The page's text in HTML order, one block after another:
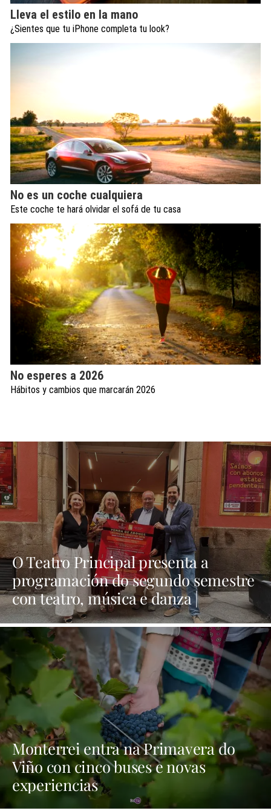
Lleva el estilo en la mano
¿Sientes que tu iPhone completa tu look?
No es un coche cualquiera
Este coche te hará olvidar el sofá de tu casa
No esperes a 2026
Hábitos y cambios que marcarán 2026
O Teatro Principal presenta a
programación do segundo semestre
con teatro, música e danza |
NOTICIAS XINZO
Monterrei entra na Primavera do
Viño con cinco buses e novas
experiencias